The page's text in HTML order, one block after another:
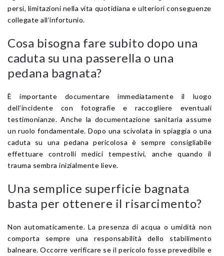
persi, limitazioni nella vita quotidiana e ulteriori conseguenze
collegate all’infortunio.
Cosa bisogna fare subito dopo una
caduta su una passerella o una
pedana bagnata?
È importante documentare immediatamente il luogo
dell’incidente con fotografie e raccogliere eventuali
testimonianze. Anche la documentazione sanitaria assume
un ruolo fondamentale. Dopo una scivolata in spiaggia o una
caduta su una pedana pericolosa è sempre consigliabile
effettuare controlli medici tempestivi, anche quando il
trauma sembra inizialmente lieve.
Una semplice superficie bagnata
basta per ottenere il risarcimento?
Non automaticamente. La presenza di acqua o umidità non
comporta sempre una responsabilità dello stabilimento
balneare. Occorre verificare se il pericolo fosse prevedibile e